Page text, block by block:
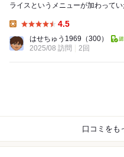
ライスというメニューが加わって
4.5
はせちゅう1969 （300）
2025/08 訪問
2回
口コミをも